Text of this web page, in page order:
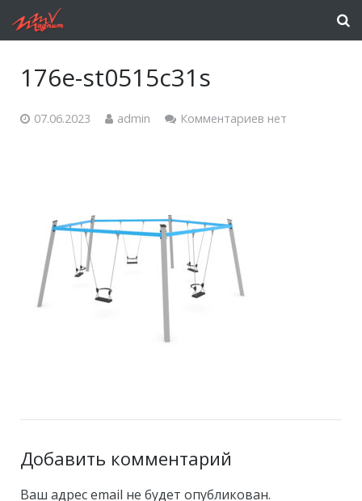
176e-st0515c31s
07.06.2023 admin Комментариев нет
Добавить комментарий
Ваш адрес email не будет опубликован.